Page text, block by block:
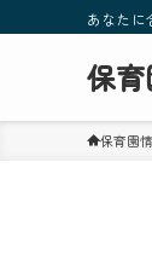
あなたに
保
保育園